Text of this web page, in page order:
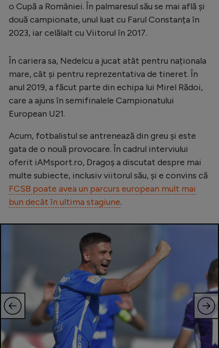
Tenis
Natație
Formula 1
Gimnastică
Ciclism
Alte sporturi
JO 2024
Intră în cont
Creează cont
o Cupă a României. În palmaresul său se mai află și
două campionate, unul luat cu Farul Constanța în
2023, iar celălalt cu Viitorul în 2017.
În cariera sa, Nedelcu a jucat atât pentru naționala
mare, cât și pentru reprezentativa de tineret. În
anul 2019, a făcut parte din echipa lui Mirel Rădoi,
care a ajuns în semifinalele Campionatului
European U21.
Acum, fotbalistul se antrenează din greu și este
gata de o nouă provocare. În cadrul interviului
oferit iAMsport.ro, Dragoș a discutat despre mai
multe subiecte, inclusiv viitorul său, și e convins că
FCSB poate avea un parcurs european mult mai
bun decât în ultima stagiune.